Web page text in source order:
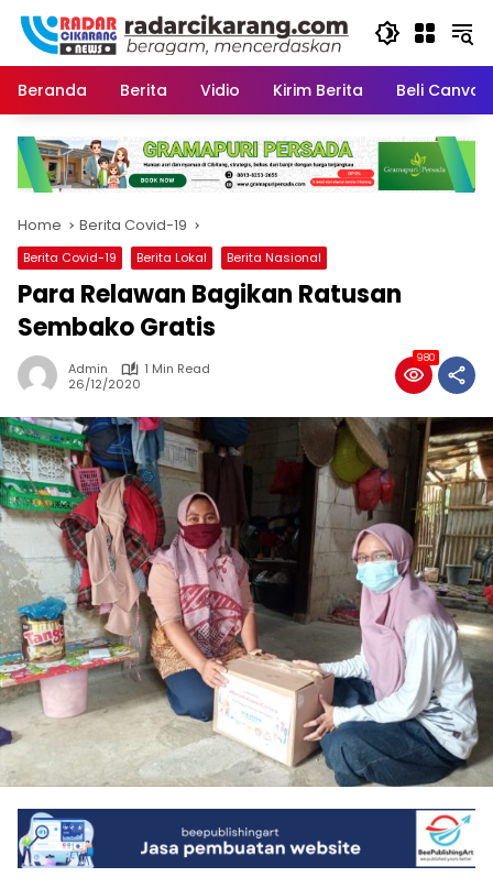
Skip
content
Beranda
Berita Vidio Kirim Berita Beli
Home Berita Covid-19
Berita Covid-19 Berita Lokal Berita Nasional
Para Relawan Bagikan Ratusan
Sembako Gratis
Admin
1 Min Read
26/12/2020
980